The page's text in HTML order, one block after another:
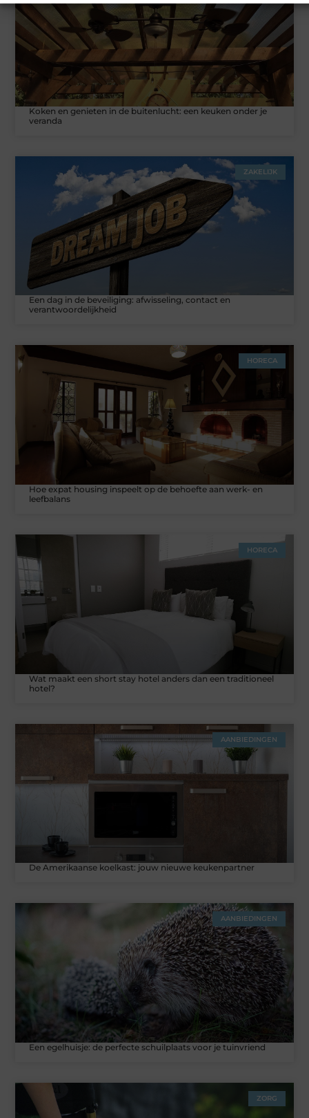
Koken en genieten in de buitenlucht: een keuken onder je
veranda
ZAKELIJK
Een dag in de beveiliging: afwisseling, contact en
verantwoordelijkheid
HORECA
Hoe expat housing inspeelt op de behoefte aan werk- en
leefbalans
HORECA
Wat maakt een short stay hotel anders dan een traditioneel
hotel?
AANBIEDINGEN
De Amerikaanse koelkast: jouw nieuwe keukenpartner
AANBIEDINGEN
Een egelhuisje: de perfecte schuilplaats voor je tuinvriend
ZORG